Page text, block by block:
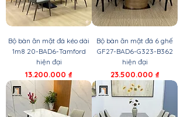
Bộ bàn ăn mặt đá kéo dài
1m8 20-BAD6-Tamford
hiện đại
Giá
13.200.000 ₫
Bộ bàn ăn mặt đá 6 ghế
GF27-BAD6-G323-B362
hiện đại
Giá
23.500.000 ₫